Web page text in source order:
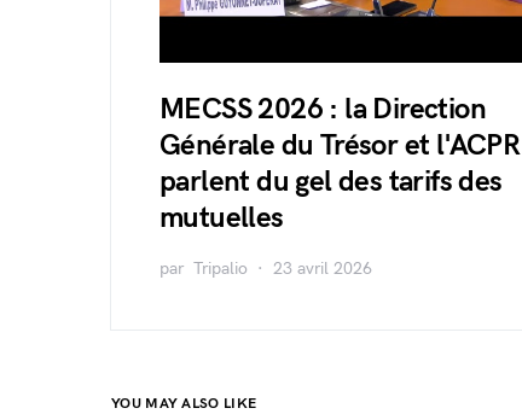
MECSS 2026 : la Direction
Générale du Trésor et l'ACPR
parlent du gel des tarifs des
mutuelles
par Tripalio 23 avril 2026
YOU MAY ALSO LIKE